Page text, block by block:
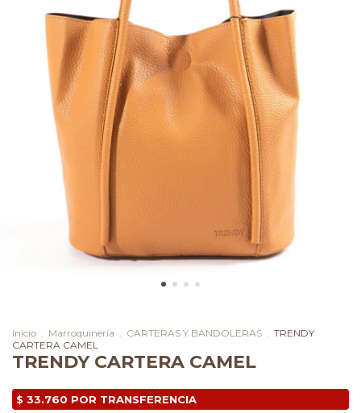
Inicio . Marroquinería . CARTERAS Y BANDOLERAS . TRENDY
CARTERA CAMEL
TRENDY CARTERA CAMEL